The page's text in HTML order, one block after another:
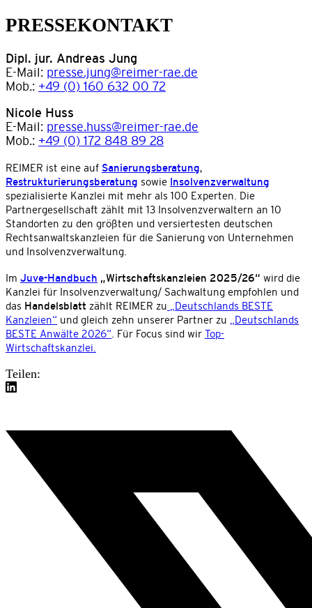
PRESSEKONTAKT
Dipl. jur. Andreas Jung
E-Mail: presse.jung@reimer-rae.de
Mob.: +49 (0) 160 632 00 72
Nicole Huss
E-Mail: presse.huss@reimer-rae.de
Mob.: +49 (0) 172 848 89 28
REIMER ist eine auf Sanierungsberatung,
Restrukturierungsberatung sowie Insolvenzverwaltung
spezialisierte Kanzlei mit mehr als 100 Experten. Die
Partnergesellschaft zählt mit 13 Insolvenzverwaltern an 10
Standorten zu den größten und versiertesten deutschen
Rechtsanwaltskanzleien für die Sanierung von Unternehmen
und Insolvenzverwaltung.
Im Juve-Handbuch „Wirtschaftskanzleien 2025/26“ wird die
Kanzlei für Insolvenzverwaltung/ Sachwaltung empfohlen und
das Handelsblatt zählt REIMER zu „Deutschlands BESTE
Kanzleien“ und gleich zehn unserer Partner zu
„Deutschlands
BESTE Anwälte 2026“ . Für Focus sind wir Top-
Wirtschaftskanzlei.
Teilen: